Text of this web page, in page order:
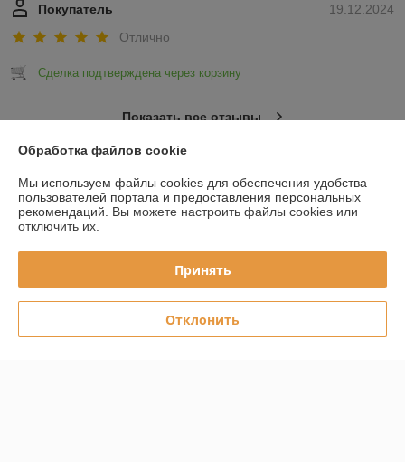
19.12.2024
Покупатель
Отлично
Сделка подтверждена через корзину
Показать все отзывы
О нас
Контакты
График работы
Обработка файлов cookie
Мы используем файлы cookies для обеспечения удобства
пользователей портала и предоставления персональных
рекомендаций. Вы можете настроить файлы cookies или
отключить их.
Принять
Отклонить